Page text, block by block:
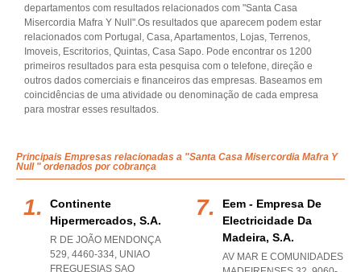
departamentos com resultados relacionados com "Santa Casa
Misercordia Mafra Y Null".Os resultados que aparecem podem estar
relacionados com Portugal, Casa, Apartamentos, Lojas, Terrenos,
Imoveis, Escritorios, Quintas, Casa Sapo. Pode encontrar os 1200
primeiros resultados para esta pesquisa com o telefone, direção e
outros dados comerciais e financeiros das empresas. Baseamos em
coincidências de uma atividade ou denominação de cada empresa
para mostrar esses resultados.
Principais Empresas relacionadas a "Santa Casa Misercordia Mafra Y
Null " ordenados por cobrança
Continente
Hipermercados, S.a.
R DE JOÃO MENDONÇA
529, 4460-334, UNIAO
FREGUESIAS SAO
Eem - Empresa De
Electricidade Da
Madeira, S.a.
AV MAR E COMUNIDADES